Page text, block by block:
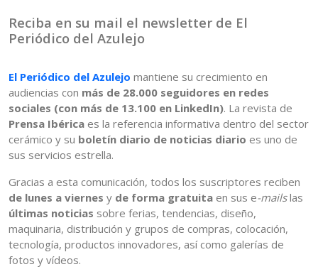
Reciba en su mail el newsletter de El
Periódico del Azulejo
El Periódico del Azulejo mantiene su crecimiento en
audiencias con más de 28.000 seguidores en redes
sociales (con más de 13.100 en LinkedIn). La revista de
Prensa Ibérica es la referencia informativa dentro del sector
cerámico y su boletín diario de noticias diario es uno de
sus servicios estrella.
Gracias a esta comunicación, todos los suscriptores reciben
de lunes a viernes y de forma gratuita en sus e-mailslas
últimas noticias sobre ferias, tendencias, diseño,
maquinaria, distribución y grupos de compras, colocación,
tecnología, productos innovadores, así como galerías de
fotos y vídeos.